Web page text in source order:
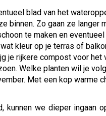
blad van het
binnen. Zo gaan ze langer
te maken en
kleur op je terras of
je rijkere compost voor het
Welke planten wil je
Met een kop warme
kunnen we dieper ingaan